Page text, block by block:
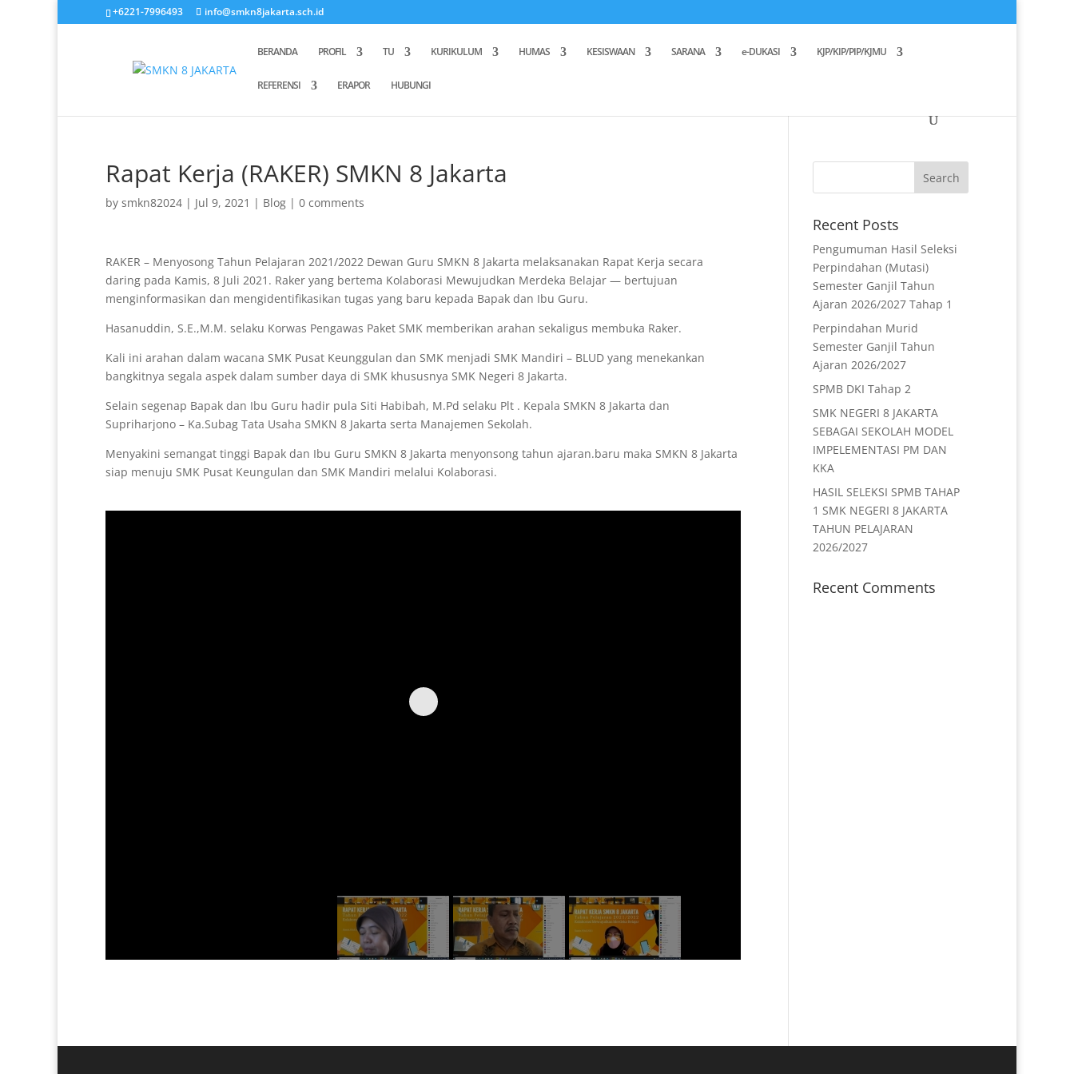
+6221-7996493 info@smkn8jakarta.sch.id
BERANDA PROFIL TU KURIKULUM HUMAS KESISWAAN SARANA e-DUKASI KJP/KIP/PIP/KJMU
REFERENSI ERAPOR HUBUNGI
Rapat Kerja (RAKER) SMKN 8 Jakarta
by smkn82024 | Jul 9, 2021 | Blog | 0 comments
RAKER – Menyosong Tahun Pelajaran 2021/2022 Dewan Guru SMKN 8 Jakarta melaksanakan Rapat Kerja secara
daring pada Kamis, 8 Juli 2021. Raker yang bertema Kolaborasi Mewujudkan Merdeka Belajar — bertujuan
menginformasikan dan mengidentifikasikan tugas yang baru kepada Bapak dan Ibu Guru.
Hasanuddin, S.E.,M.M. selaku Korwas Pengawas Paket SMK memberikan arahan sekaligus membuka Raker.
Kali ini arahan dalam wacana SMK Pusat Keunggulan dan SMK menjadi SMK Mandiri – BLUD yang menekankan
bangkitnya segala aspek dalam sumber daya di SMK khususnya SMK Negeri 8 Jakarta.
Selain segenap Bapak dan Ibu Guru hadir pula Siti Habibah, M.Pd selaku Plt . Kepala SMKN 8 Jakarta dan
Supriharjono – Ka.Subag Tata Usaha SMKN 8 Jakarta serta Manajemen Sekolah.
Menyakini semangat tinggi Bapak dan Ibu Guru SMKN 8 Jakarta menyonsong tahun ajaran.baru maka SMKN 8 Jakarta
siap menuju SMK Pusat Keungulan dan SMK Mandiri melalui Kolaborasi.
Recent Posts
Pengumuman Hasil Seleksi
Perpindahan (Mutasi)
Semester Ganjil Tahun
Ajaran 2026/2027 Tahap 1
Perpindahan Murid
Semester Ganjil Tahun
Ajaran 2026/2027
SPMB DKI Tahap 2
SMK NEGERI 8 JAKARTA
SEBAGAI SEKOLAH MODEL
IMPELEMENTASI PM DAN
KKA
HASIL SELEKSI SPMB TAHAP
1 SMK NEGERI 8 JAKARTA
TAHUN PELAJARAN
2026/2027
Recent Comments